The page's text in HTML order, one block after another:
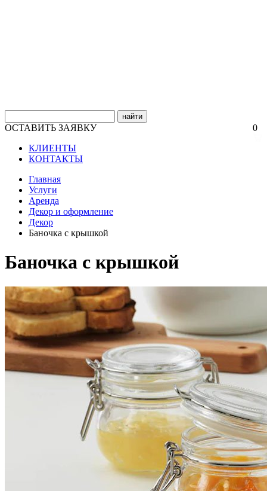
найти
0
ОСТАВИТЬ ЗАЯВКУ
КЛИЕНТЫ
КОНТАКТЫ
Главная
Услуги
Аренда
Декор и оформление
Декор
Баночка с крышкой
Баночка с крышкой